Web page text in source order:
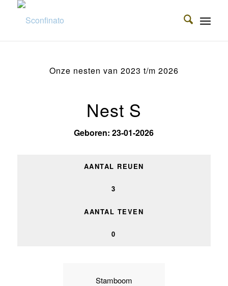
Onze nesten van 2023 t/m 2026
Nest S
Geboren: 23-01-2026
AANTAL REUEN
3
AANTAL TEVEN
0
Stamboom